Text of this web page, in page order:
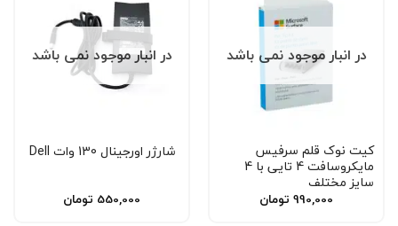
در انبار موجود نمی باشد
کیت نوک قلم سرفیس
مایکروسافت 4 تایی با 4
سایز مختلف
990,000 تومان
در انبار موجود نمی باشد
شارژر اورجینال 130 وات Dell
550,000 تومان